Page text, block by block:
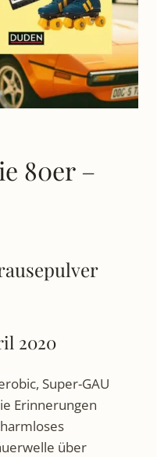
80er –
2020
Super-GAU
Erinnerungen
über